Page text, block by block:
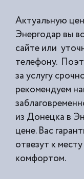
Актуальную
Энергодар вы
сайте или
телефону.
за услугу
рекомендуем
из Донецка в
цене. Вас
отвезут к
комфортом.